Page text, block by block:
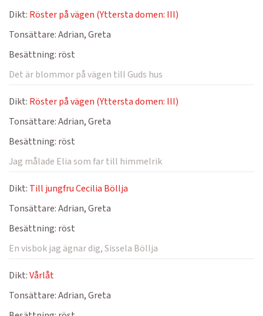
Dikt: Röster på vägen (Yttersta domen: III)
Tonsättare:Adrian, Greta
Besättning: röst
Det är blommor på vägen till Guds hus
Dikt: Röster på vägen (Yttersta domen: III)
Tonsättare:Adrian, Greta
Besättning: röst
Jag målade Elia som far till himmelrik
Dikt: Till jungfru Cecilia Böllja
Tonsättare:Adrian, Greta
Besättning: röst
En visbok jag ägnar dig, Sissela Böllja
Dikt:Vårlåt
Tonsättare:Adrian, Greta